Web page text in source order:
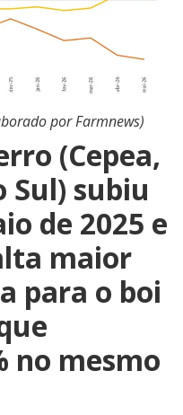
por Farmnews)
(Cepea,
Sul) subiu
de 2025 e
maior
para o boi
no mesmo